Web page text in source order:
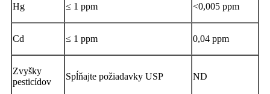
Hg ≤ 1 ppm <0,005 ppm
Cd ≤ 1 ppm 0,04 ppm
Zvyšky
pesticídov
Spĺňajte požiadavky USP ND